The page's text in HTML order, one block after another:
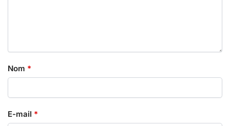
Nom *
E-mail *